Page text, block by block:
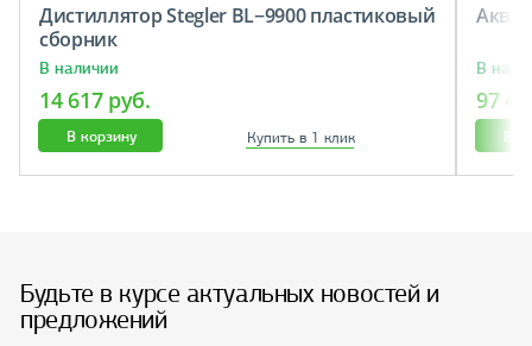
Дистиллятор Stegler BL−9900 пластиковый
сборник
В наличии
14 617 руб.
В корзину Купить в 1 клик
В
97
В
Будьте в курсе актуальных новостей и
предложений